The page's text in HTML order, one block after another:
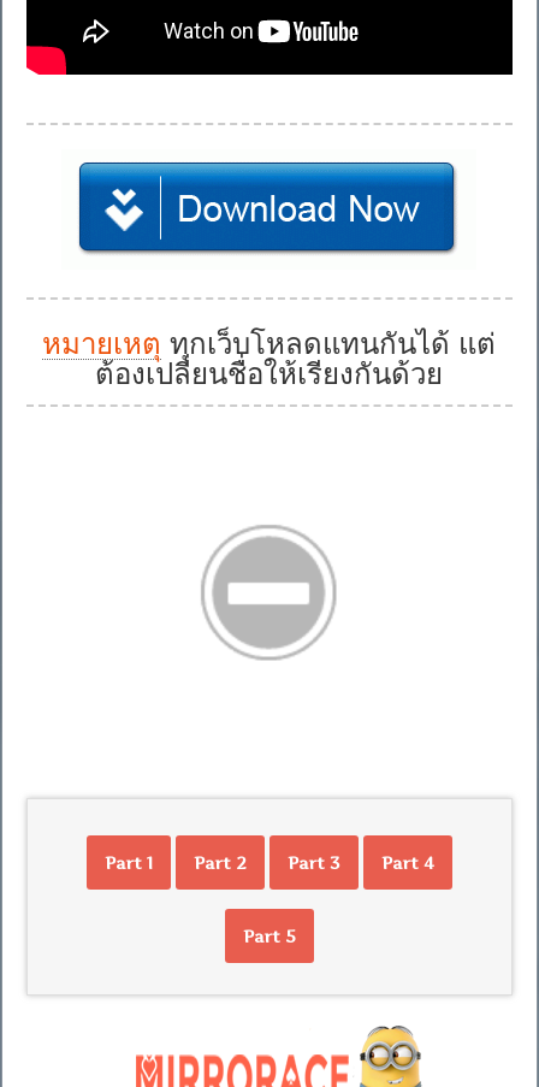
หมายเหตุ ทุกเว็บโหลดแทนกันได้ แต่
ต้องเปลี่ยนชื่อให้เรียงกันด้วย
Part 1 Part 2 Part 3 Part 4
Part 5